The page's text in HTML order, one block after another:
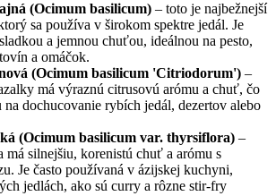
(Ocimum basilicum) – toto je najbežnejší
sa používa v širokom spektre jedál. Je
a jemnou chuťou, ideálnou na pesto,
a omáčok.
(Ocimum basilicum 'Citriodorum') –
má výraznú citrusovú arómu a chuť, čo
dochucovanie rybích jedál, dezertov alebo
(Ocimum basilicum var. thyrsiflora) –
má silnejšiu, korenistú chuť a arómu s
Je často používaná v ázijskej kuchyni,
jedlách, ako sú curry a rôzne stir-fry